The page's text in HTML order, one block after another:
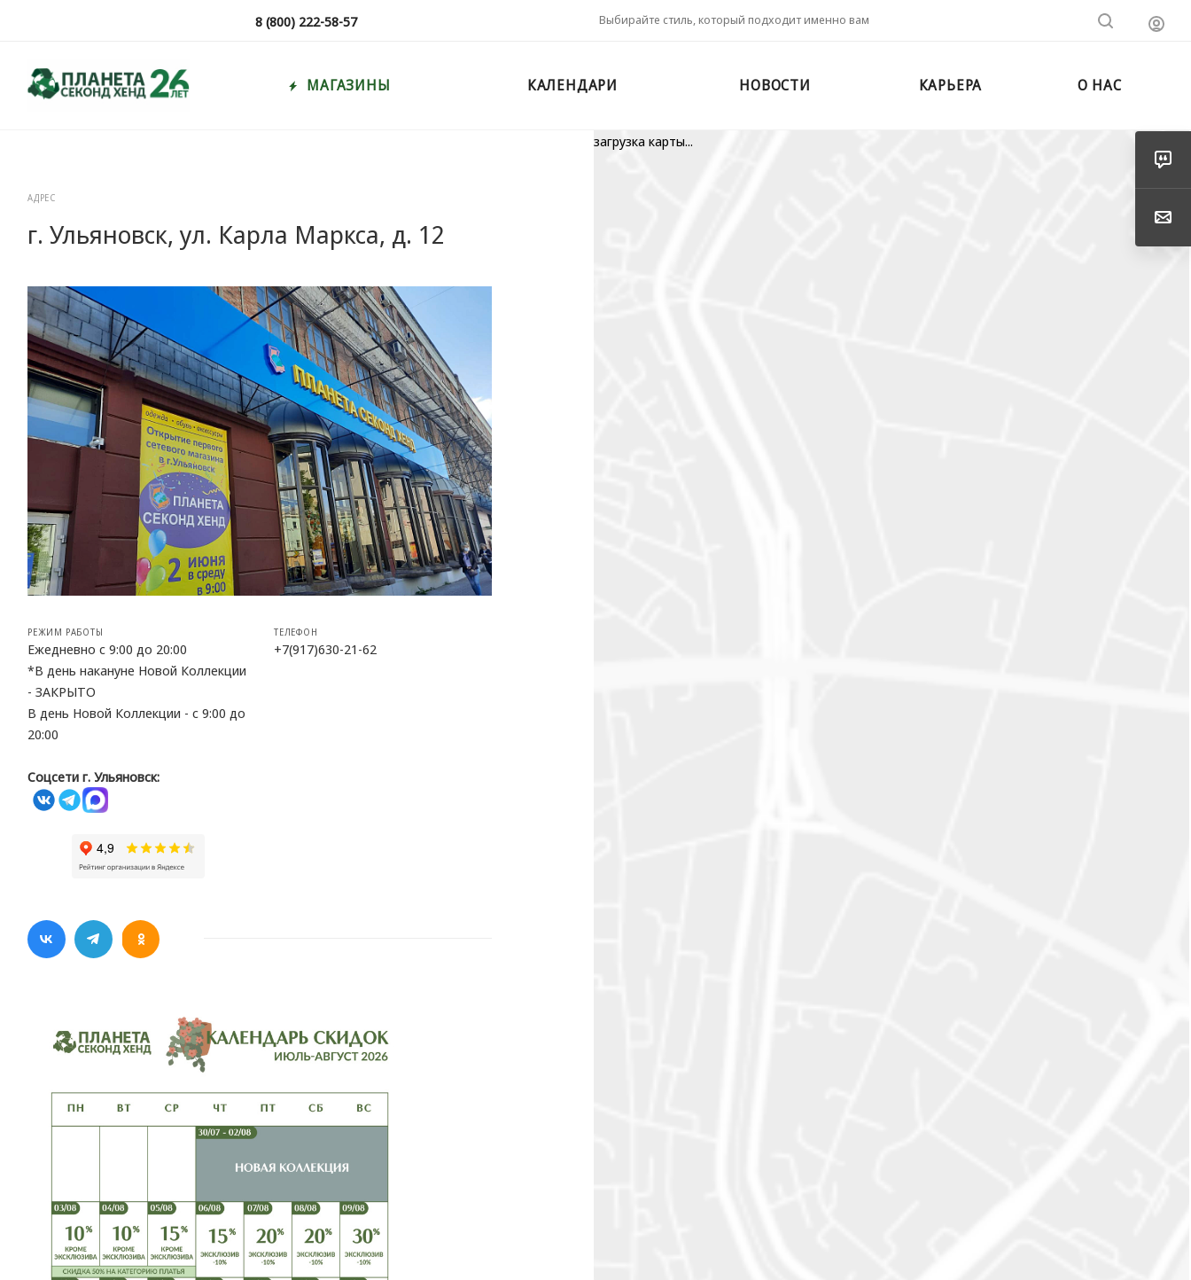
8 (800) 222-58-57 Выбирайте стиль, который подходит именно вам
МАГАЗИНЫ КАЛЕНДАРИ НОВОСТИ КАРЬЕРА О НАС
АДРЕС
г. Ульяновск, ул. Карла Маркса, д. 12
РЕЖИМ РАБОТЫ
Ежедневно с 9:00 до 20:00
*В день накануне Новой Коллекции
- ЗАКРЫТО
В день Новой Коллекции - с 9:00 до
20:00
Соцсети г. Ульяновск:
ТЕЛЕФОН
+7(917)630-21-62
загрузка карты...